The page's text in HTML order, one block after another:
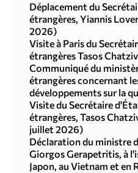
Déplacement du
étrangères, Yiannis
2026)
Visite à Paris du
étrangères Tasos
Communiqué du
étrangères concernant
développements sur la
(29.07.2026)
Visite du Secrétaire
étrangères, Tasos
juillet 2026)
Déclaration du ministre
Giorgos Gerapetritis, à
Japon, au Vietnam et en